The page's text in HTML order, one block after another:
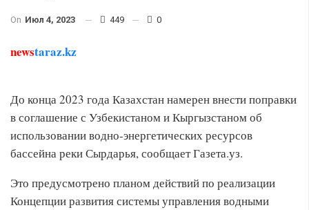
On Июл 4, 2023 449 0
newstaraz.kz
До конца 2023 года Казахстан намерен внести поправки
в соглашение с Узбекистаном и Кыргызстаном об
использовании водно-энергетических ресурсов
бассейна реки Сырдарья, сообщает Газета.уз.
Это предусмотрено планом действий по реализации
Концепции развития системы управления водными